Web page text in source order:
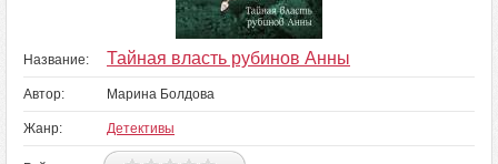
Название: Тайная власть рубинов Анны
Автор: Марина Болдова
Жанр: Детективы